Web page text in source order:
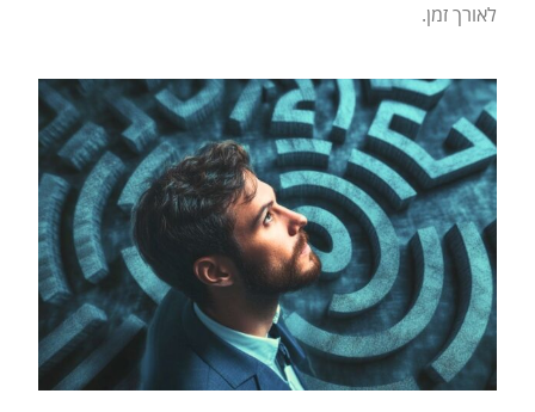
לאורך זמן.